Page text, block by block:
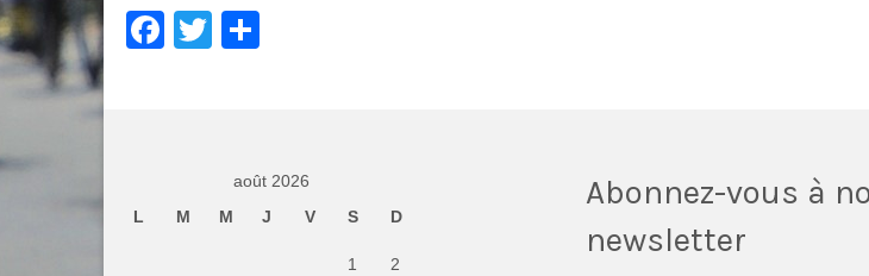
Facebook
Twitter
août 2026
L
M M J V S D
1 2
Abonnez-vous à
newsletter